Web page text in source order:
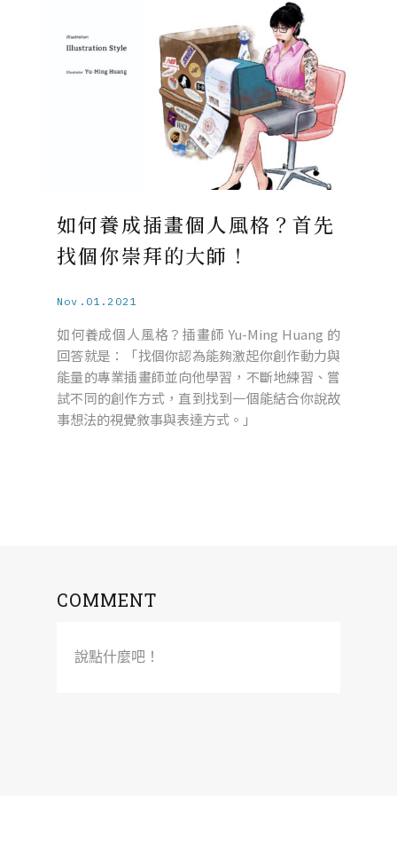
如何養成插畫個人風格？首先
找個你崇拜的大師！
Nov.01.2021
如何養成個人風格？插畫師 Yu-Ming Huang 的
回答就是：「找個你認為能夠激起你創作動力與
能量的專業插畫師並向他學習，不斷地練習、嘗
試不同的創作方式，直到找到一個能結合你說故
事想法的視覺敘事與表達方式。」
COMMENT
說點什麼吧！